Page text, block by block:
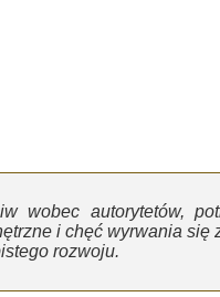
wobec autorytetów,
i chęć wyrwania się
rozwoju.